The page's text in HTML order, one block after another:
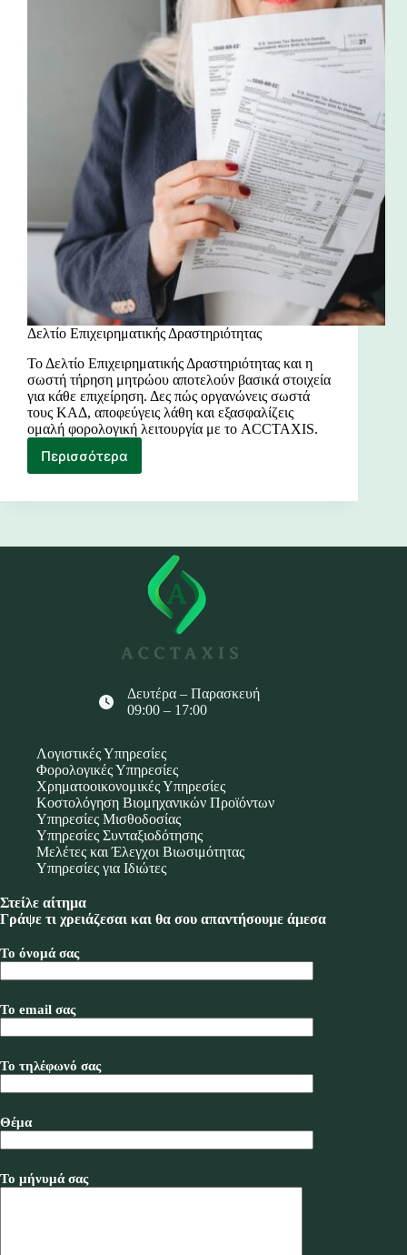
Δελτίο Επιχειρηματικής Δραστηριότητας
Το Δελτίο Επιχειρηματικής Δραστηριότητας και η
σωστή τήρηση μητρώου αποτελούν βασικά στοιχεία
για κάθε επιχείρηση. Δες πώς οργανώνεις σωστά
τους ΚΑΔ, αποφεύγεις λάθη και εξασφαλίζεις
ομαλή φορολογική λειτουργία με το ACCTAXIS.
Περισσότερα
Δελτίο
Δραστηριότητας
Δευτέρα – Παρασκευή
09:00 – 17:00
Λογιστικές Υπηρεσίες
Φορολογικές Υπηρεσίες
Χρηματοοικονομικές Υπηρεσίες
Κοστολόγηση Βιομηχανικών Προϊόντων
Υπηρεσίες Μισθοδοσίας
Υπηρεσίες Συνταξιοδότησης
Μελέτες και Έλεγχοι Βιωσιμότητας
Υπηρεσίες για Ιδιώτες
Στείλε αίτημα
Γράψε τι χρειάζεσαι και θα σου απαντήσουμε άμεσα
Το όνομά σας
Το email σας
Το τηλέφωνό σας
Θέμα
Το μήνυμά σας